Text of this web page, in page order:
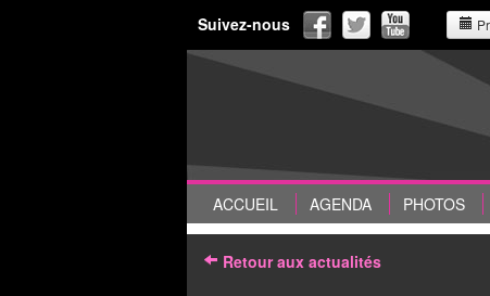
Suivez-nous
ACCUEIL AGENDA PHOTOS
Retour aux actualités